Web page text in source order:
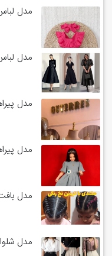
مدل
مدل
مدل
مدل
مدل
مدل